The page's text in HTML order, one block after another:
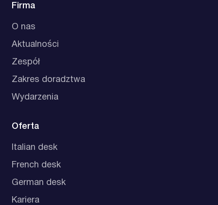
Firma
O nas
Aktualności
Zespół
Zakres doradztwa
Wydarzenia
Oferta
Italian desk
French desk
German desk
Kariera